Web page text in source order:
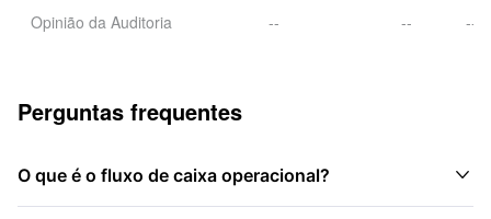
Opinião da Auditoria -- -- --
Perguntas frequentes
O que é o fluxo de caixa operacional? 